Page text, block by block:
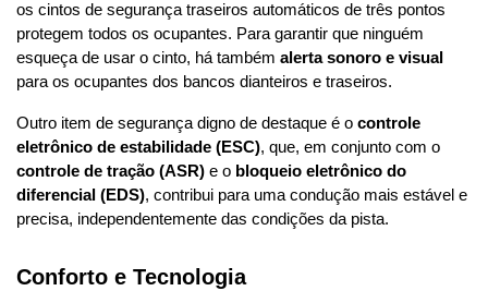
os cintos de segurança traseiros automáticos de três pontos
protegem todos os ocupantes. Para garantir que ninguém
esqueça de usar o cinto, há também alerta sonoro e visual
para os ocupantes dos bancos dianteiros e traseiros.
Outro item de segurança digno de destaque é o controle
eletrônico de estabilidade (ESC)
controle de tração (ASR) e o bloqueio eletrônico do
diferencial (EDS), contribui para uma condução mais estável e
precisa, independentemente das condições da pista.
Conforto e Tecnologia